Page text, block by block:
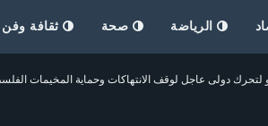
الرياضة صحة ثقافة وفن
دولى عاجل لوقف الانتهاكات وحماية المخيمات